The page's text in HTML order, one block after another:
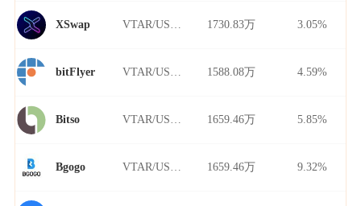
XSwap 1730.83万 3.05%
bitFlyer 1588.08万 4.59%
Bitso 1659.46万 5.85%
Bgogo 1659.46万 9.32%